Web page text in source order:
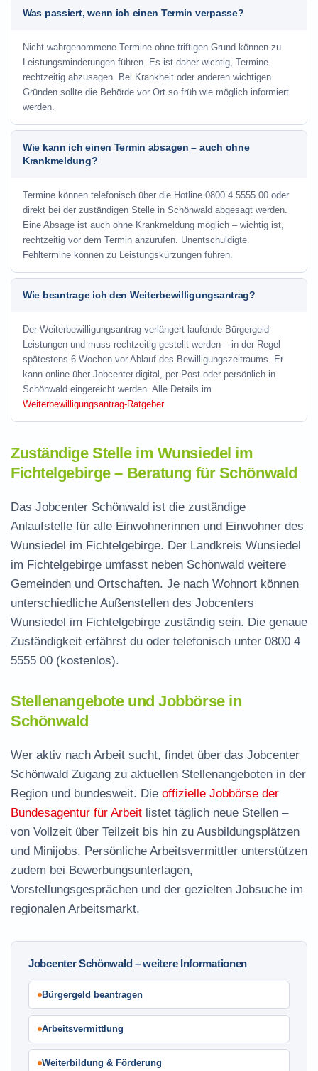
Was passiert, wenn ich einen Termin verpasse?
Nicht wahrgenommene Termine ohne triftigen Grund können zu
Leistungsminderungen führen. Es ist daher wichtig, Termine
rechtzeitig abzusagen. Bei Krankheit oder anderen wichtigen
Gründen sollte die Behörde vor Ort so früh wie möglich informiert
werden.
Wie kann ich einen Termin absagen – auch ohne
Krankmeldung?
Termine können telefonisch über die Hotline 0800 4 5555 00 oder
direkt bei der zuständigen Stelle in Schönwald abgesagt werden.
Eine Absage ist auch ohne Krankmeldung möglich – wichtig ist,
rechtzeitig vor dem Termin anzurufen. Unentschuldigte
Fehltermine können zu Leistungskürzungen führen.
Wie beantrage ich den Weiterbewilligungsantrag?
Der Weiterbewilligungsantrag verlängert laufende Bürgergeld-
Leistungen und muss rechtzeitig gestellt werden – in der Regel
spätestens 6 Wochen vor Ablauf des Bewilligungszeitraums. Er
kann online über Jobcenter.digital, per Post oder persönlich in
Schönwald eingereicht werden. Alle Details im
Weiterbewilligungsantrag-Ratgeber.
Zuständige Stelle im Wunsiedel im
Fichtelgebirge – Beratung für Schönwald
Das Jobcenter Schönwald ist die zuständige
Anlaufstelle für alle Einwohnerinnen und Einwohner des
Wunsiedel im Fichtelgebirge. Der Landkreis Wunsiedel
im Fichtelgebirge umfasst neben Schönwald weitere
Gemeinden und Ortschaften. Je nach Wohnort können
unterschiedliche Außenstellen des Jobcenters
Wunsiedel im Fichtelgebirge zuständig sein. Die genaue
Zuständigkeit erfährst du oder telefonisch unter 0800 4
5555 00 (kostenlos).
Stellenangebote und Jobbörse in
Schönwald
Wer aktiv nach Arbeit sucht, findet über das Jobcenter
Schönwald Zugang zu aktuellen Stellenangeboten in der
Region und bundesweit. Die offizielle Jobbörse der
Bundesagentur für Arbeit listet täglich neue Stellen –
von Vollzeit über Teilzeit bis hin zu Ausbildungsplätzen
und Minijobs. Persönliche Arbeitsvermittler unterstützen
zudem bei Bewerbungsunterlagen,
Vorstellungsgesprächen und der gezielten Jobsuche im
regionalen Arbeitsmarkt.
Jobcenter Schönwald – weitere Informationen
Bürgergeld beantragen
Arbeitsvermittlung
Weiterbildung & Förderung